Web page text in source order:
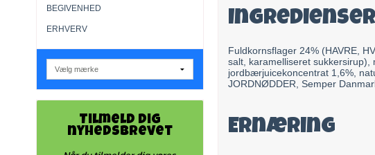
BEGIVENHED
ERHVERV
Tilmeld dig
nyhedsbrevet
Ingredienser
Fuldkornsflager 24% (HAVRE,
salt, karamelliseret
jordbærjuicekoncentrat 1,6%,
JORDNØDDER, Semper
Ernæring